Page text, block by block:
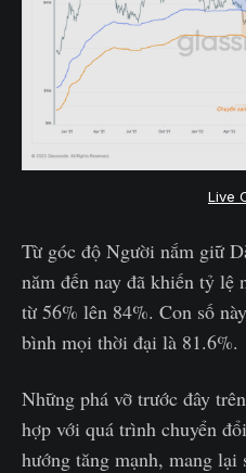
Live
Từ góc độ Người nắm giữ
năm đến nay đã khiến tỷ lệ
từ 56% lên 84%. Con số
bình mọi thời đại là 81.6%.
Những phá vỡ trước đây
hợp với quá trình chuyển
hướng tăng mạnh, mang